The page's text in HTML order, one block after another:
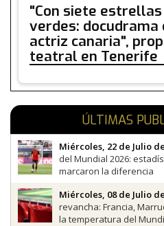
"Con siete estrellas
verdes: docudrama
actriz canaria",
teatral en Tenerife
ÚLTIMAS
Miércoles, 22 de Julio
del Mundial 2026:
marcaron la diferencia
Miércoles, 08 de Julio
revancha: Francia,
la temperatura del